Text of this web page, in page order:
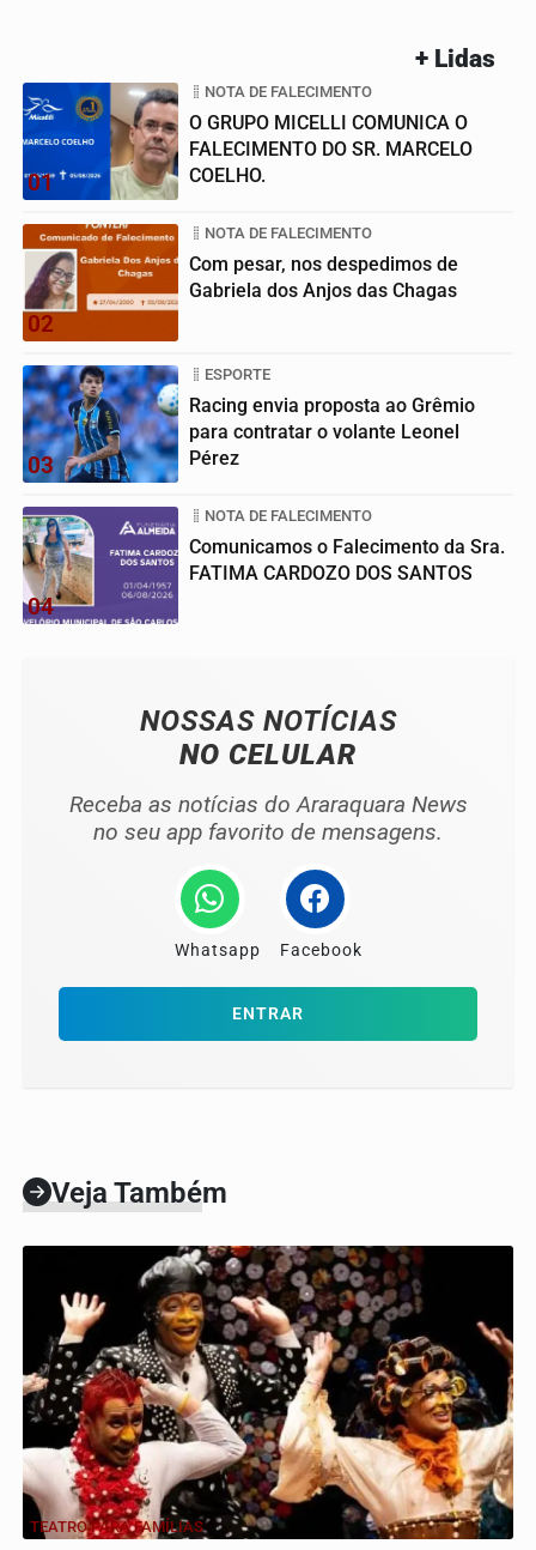
+ Lidas
01
NOTA DE FALECIMENTO
O GRUPO MICELLI COMUNICA O
FALECIMENTO DO SR. MARCELO
COELHO.
02
NOTA DE FALECIMENTO
Com pesar, nos despedimos de
Gabriela dos Anjos das Chagas
03
ESPORTE
Racing envia proposta ao Grêmio
para contratar o volante Leonel
Pérez
04
NOTA DE FALECIMENTO
Comunicamos o Falecimento da Sra.
FATIMA CARDOZO DOS SANTOS
NOSSAS NOTÍCIAS
NO CELULAR
Receba as notícias do Araraquara News
no seu app favorito de mensagens.
Whatsapp Facebook
ENTRAR
Veja Também
TEATRO PARA FAMÍLIAS